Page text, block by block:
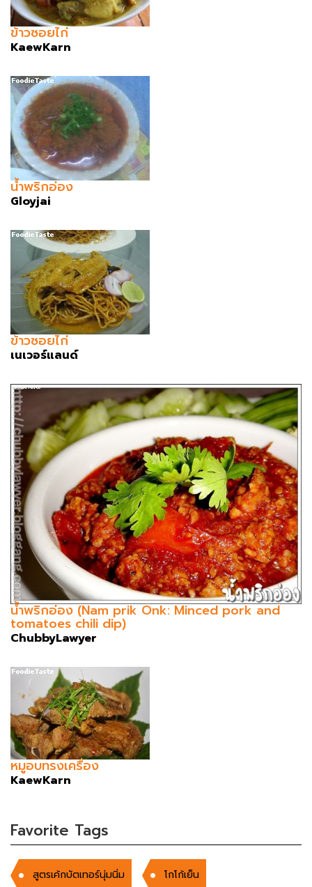
ข้าวซอยไก่
KaewKarn
น้ำพริกอ่อง
Gloyjai
ข้าวซอยไก่
เนเวอร์แลนด์
น้ำพริกอ่อง (Nam prik Onk: Minced pork and
tomatoes chili dip)
ChubbyLawyer
หมูอบทรงเครื่อง
KaewKarn
Favorite Tags
สูตรเค้กบัตเทอร์นุ่มนิ่ม โกโก้เย็น